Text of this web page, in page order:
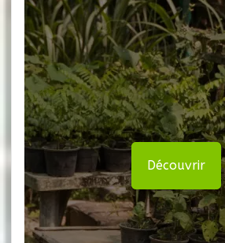
Découvrir